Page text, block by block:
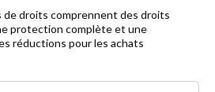
de droits comprennent des droits
protection complète et une
réductions pour les achats